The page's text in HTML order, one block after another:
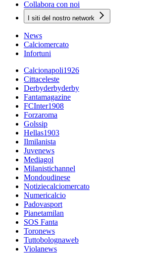
Collabora con noi
I siti del nostro network
News
Calciomercato
Infortuni
Calcionapoli1926
Cittaceleste
Derbyderbyderby
Fantamagazine
FCInter1908
Forzaroma
Golssip
Hellas1903
Ilmilanista
Juvenews
Mediagol
Milanistichannel
Mondoudinese
Notiziecalciomercato
Numericalcio
Padovasport
Pianetamilan
SOS Fanta
Toronews
Tuttobolognaweb
Violanews